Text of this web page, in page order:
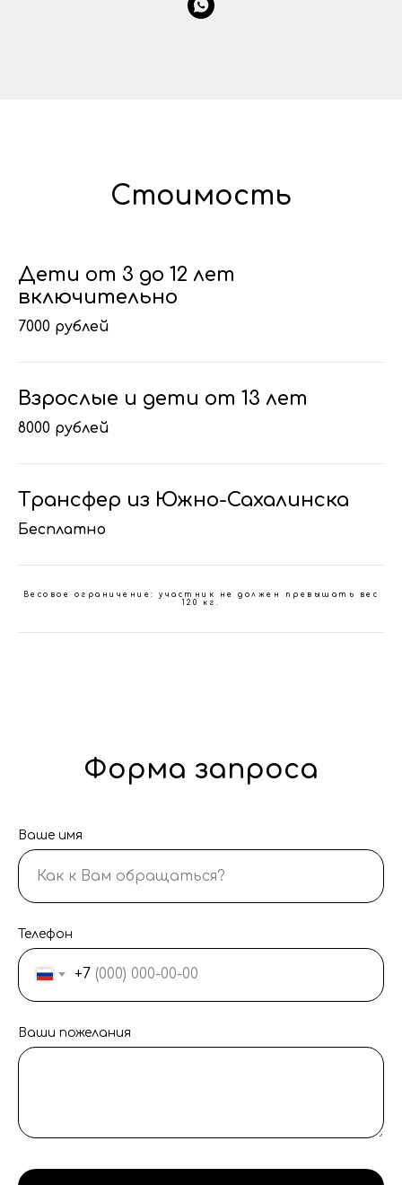
Стоимость
Дети от 3 до 12 лет
включительно
7000 рублей
Взрослые и дети от 13 лет
8000 рублей
Трансфер из Южно-Сахалинска
Бесплатно
Весовое ограничение: участник не должен превышать вес
120 кг.
Форма запроса
Ваше имя
Телефон
+7
Ваши пожелания